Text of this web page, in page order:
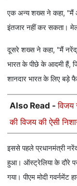
एक अन्य शख्स ने कहा, "मैं
इंतजार नहीं कर सकता।
दूसरे शख्स ने कहा, "मैं
भारत के पीछे के आदमी हैं,
शानदार भारत के लिए बड़े
Also Read -विजय
की विजय की ऐसी
इससे पहले प्रधानमंत्री
हुआ। ऑस्ट्रेलिया के दौरे पर
गया। पीएम मोदी गवर्नमेंट